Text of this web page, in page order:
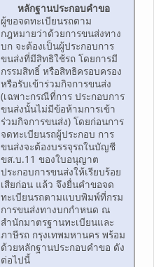
หลักฐานประกอบคำขอ
ผู้ขอจดทะเบียนรถตาม
กฎหมายว่าด้วยการขนส่งทาง
บก จะต้องเป็นผู้ประกอบการ
ขนส่งที่มีสิทธิใช้รถ โดยการมี
กรรมสิทธิ์ หรือสิทธิครอบครอง
หรือรับเข้าร่วมกิจการขนส่ง
(เฉพาะกรณีที่การ ประกอบการ
ขนส่งนั้นไม่มีข้อห้ามการเข้า
ร่วมกิจการขนส่ง) โดยก่อนการ
จดทะเบียนรถผู้ประกอบ การ
ขนส่งจะต้องบรรจุรถในบัญชี
ขส.บ.11 ของใบอนุญาต
ประกอบการขนส่งให้เรียบร้อย
เสียก่อน แล้ว จึงยื่นคำขอจด
ทะเบียนรถตามแบบพิมพ์ที่กรม
การขนส่งทางบกกำหนด ณ
สำนักมาตรฐานทะเบียนและ
ภาษีรถ กรุงเทพมหานคร พร้อม
ด้วยหลักฐานประกอบคำขอ ดัง
ต่อไปนี้